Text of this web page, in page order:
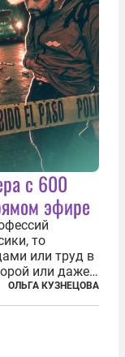
с 600
эфире
то
или труд в
или даже
и
В
ОЛЬГА КУЗНЕЦОВА